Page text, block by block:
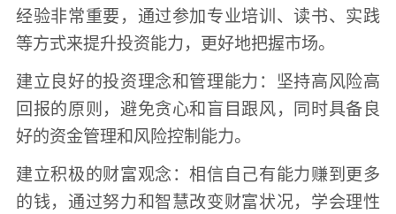
经验非常重要，通过参加专业培训、读书、实践
等方式来提升投资能力，更好地把握市场。
建立良好的投资理念和管理能力：坚持高风险高
回报的原则，避免贪心和盲目跟风，同时具备良
好的资金管理和风险控制能力。
建立积极的财富观念：相信自己有能力赚到更多
的钱，通过努力和智慧改变财富状况，学会理性